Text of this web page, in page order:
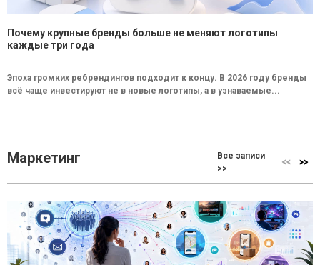
Почему крупные бренды больше не меняют логотипы
каждые три года
Эпоха громких ребрендингов подходит к концу. В 2026 году бренды
всё чаще инвестируют не в новые логотипы, а в узнаваемые...
Маркетинг
Все записи
>>